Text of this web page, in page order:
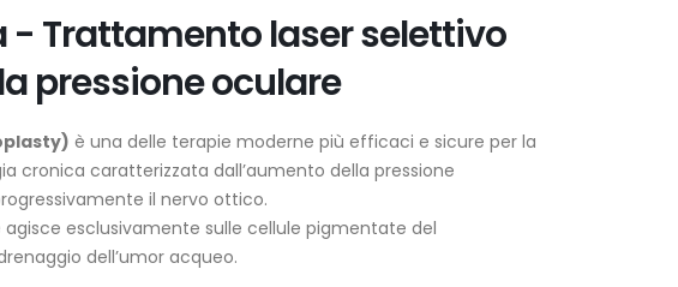
- Trattamento laser selettivo
pressione oculare
è una delle terapie moderne più efficaci e sicure per la
cronica caratterizzata dall’aumento della pressione
il nervo ottico.
esclusivamente sulle cellule pigmentate del
dell’umor acqueo.